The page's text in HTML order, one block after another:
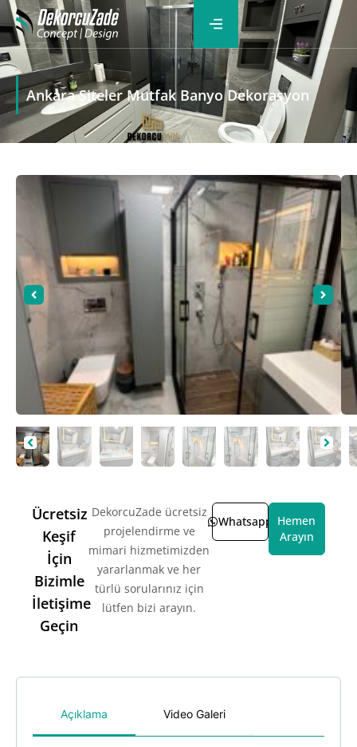
Ankara Siteler Mutfak Banyo Dekorasyon
Ücretsiz
Keşif
İçin
Bizimle
İletişime
Geçin
DekorcuZade ücretsiz
projelendirme ve
mimari hizmetimizden
yararlanmak ve her
türlü sorularınız için
lütfen bizi arayın.
Whatsapp
Hemen
Arayın
Açıklama Video Galeri